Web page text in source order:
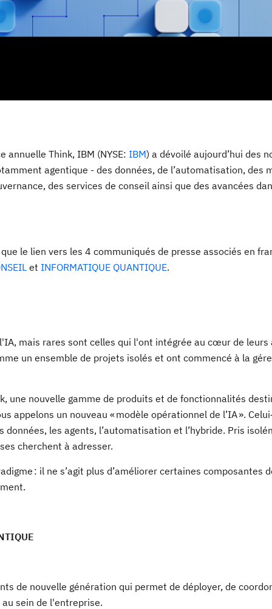
annuelle Think, IBM (NYSE: IBM) a dévoilé aujourd’hui des
agentique - des données, de l’automatisation, des
des services de conseil ainsi que des avancées
le lien vers les 4 communiqués de presse associés en
et INFORMATIQUE QUANTIQUE.
mais rares sont celles qui l'ont intégrée au cœur de leurs
un ensemble de projets isolés et ont commencé à la
une nouvelle gamme de produits et de fonctionnalités
un nouveau « modèle opérationnel de l’IA ».
les agents, l’automatisation et l’hybride. Pris
cherchent à adresser.
: il ne s’agit plus d’améliorer certaines composantes
de nouvelle génération qui permet de déployer, de
sein de l'entreprise.